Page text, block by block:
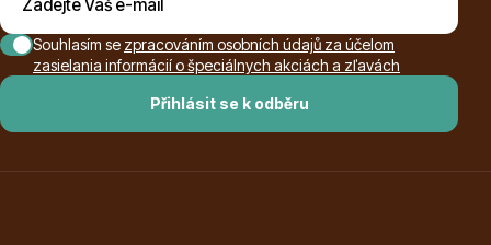
Dárkový poukaz
Přihlásit se k odběru
Souhlasím se zpracováním osobních údajů za účelom
zasielania informácií o špeciálnych akciách a zľavách